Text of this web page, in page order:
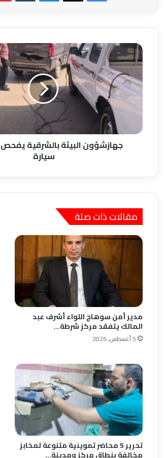
جهازشؤون
البيئة
بالشرقية
يفحص
عوادم
١٤٩
سيارة
مقالات ذات صلة
مدير أمن سوهاج اللواء أشرف عبد
المالك يتفقد مركز شرطة…
5 أغسطس، 2026
تحرير 5 محاضر تموينية متنوعة لمخابز
مخالفة بنطاق مركز ومدينة…